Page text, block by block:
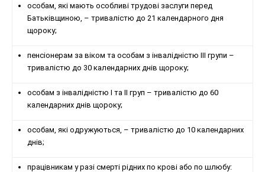
особам, які мають особливі трудові заслуги перед
Батьківщиною, – тривалістю до 21 календарного дня
щороку;
пенсіонерам за віком та особам з інвалідністю III групи –
тривалістю до 30 календарних днів щороку;
особам з інвалідністю I та II груп – тривалістю до 60
календарних днів щороку;
особам, які одружуються, – тривалістю до 10 календарних
днів;
працівникам у разі смерті рідних по крові або по шлюбу: